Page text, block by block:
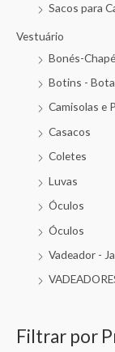
Sacos para
Vestuário
Bonés-
Botins -
Camisolas e
Casacos
Coletes
Luvas
Óculos
Óculos
Vadeador -
Filtrar por